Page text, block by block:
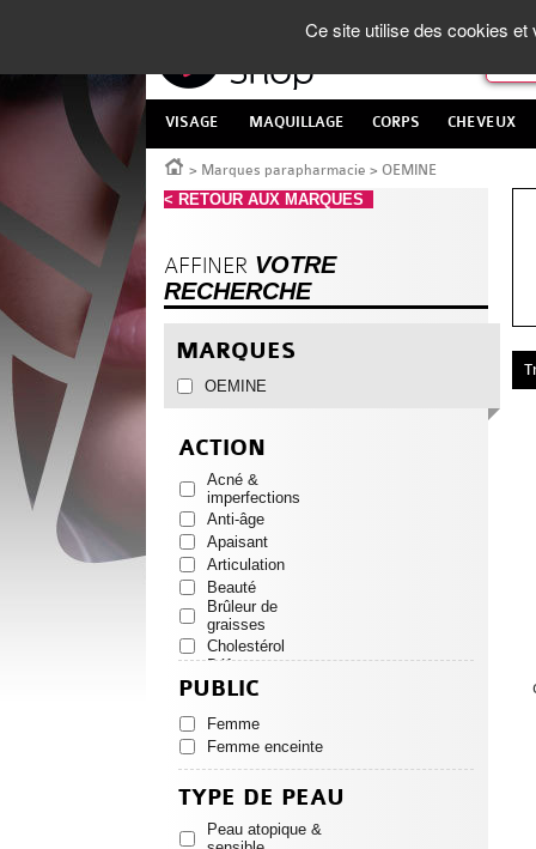
VISAGE MAQUILLAGE CORPS CHEVEUX
Accueil
> Marques parapharmacie > OEMINE
< RETOUR AUX MARQUES
AFFINER VOTRE
RECHERCHE
MARQUES
OEMINE
ACTION
Acné &
imperfections
Anti-âge
Apaisant
Articulation
Beauté
Brûleur de
graisses
Cholestérol
Défenses
naturelles
Forme & tonus
Hydratation
Lavant
Mémoire
Minceur
Solaire
PUBLIC
Femme
Femme enceinte
TYPE DE PEAU
Peau atopique &
Ce site utilise des cookies